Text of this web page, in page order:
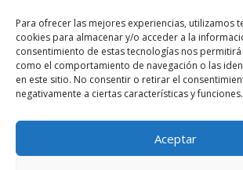
Para ofrecer las mejores experiencias, utilizamos
cookies para almacenar y/o acceder a la
consentimiento de estas tecnologías nos
como el comportamiento de navegación o las
en este sitio. No consentir o retirar el
negativamente a ciertas características y funciones.
Aceptar
comentario.
Entra con tu red social
He leído y acepto laPolítica de Privacidad